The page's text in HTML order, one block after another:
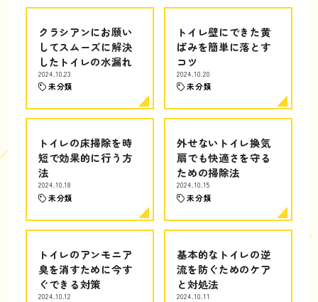
クラシアンにお願い
してスムーズに解決
したトイレの水漏れ
2024.10.23
未分類
トイレ壁にできた黄
ばみを簡単に落とす
コツ
2024.10.20
未分類
トイレの床掃除を時
短で効果的に行う方
法
2024.10.18
未分類
外せないトイレ換気
扇でも快適さを守る
ための掃除法
2024.10.15
未分類
トイレのアンモニア
臭を消すために今す
ぐできる対策
2024.10.12
基本的なトイレの逆
流を防ぐためのケア
と対処法
2024.10.11